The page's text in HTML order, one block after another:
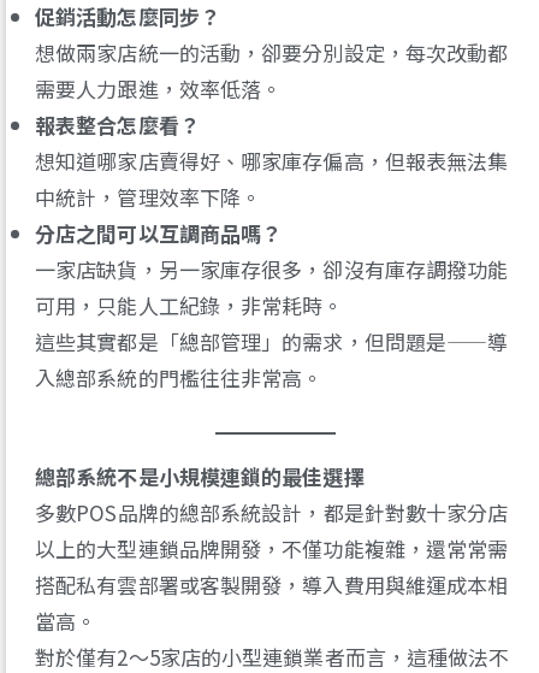
促銷活動怎麼同步？
想做兩家店統一的活動，卻要分別設定，每次改動都
需要人力跟進，效率低落。
報表整合怎麼看？
想知道哪家店賣得好、哪家庫存偏高，但報表無法集
中統計，管理效率下降。
分店之間可以互調商品嗎？
一家店缺貨，另一家庫存很多，卻沒有庫存調撥功能
可用，只能人工紀錄，非常耗時。
這些其實都是「總部管理」的需求，但問題是——導
入總部系統的門檻往往非常高。
總部系統不是小規模連鎖的最佳選擇
多數POS品牌的總部系統設計，都是針對數十家分店
以上的大型連鎖品牌開發，不僅功能複雜，還常常需
搭配私有雲部署或客製開發，導入費用與維運成本相
當高。
對於僅有2～5家店的小型連鎖業者而言，這種做法不